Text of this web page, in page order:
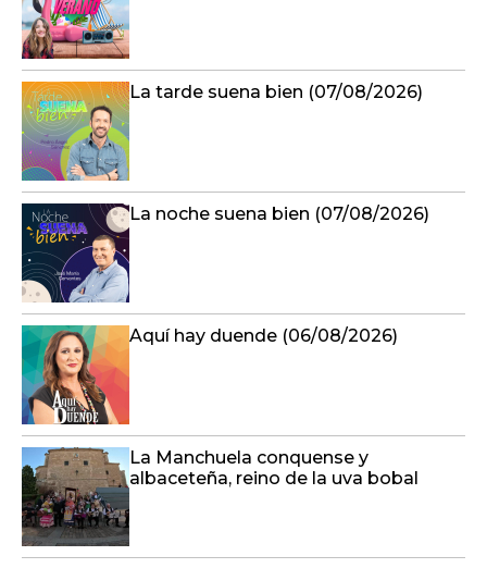
La tarde suena bien (07/08/2026)
La noche suena bien (07/08/2026)
Aquí hay duende (06/08/2026)
La Manchuela conquense y
albaceteña, reino de la uva bobal